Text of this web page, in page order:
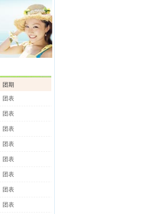
团期
团表
团表
团表
团表
团表
团表
团表
团表